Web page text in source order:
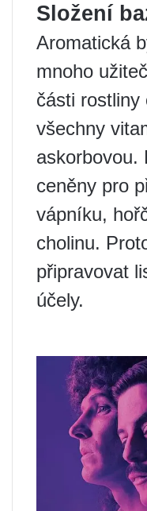
Složení
Aromatická
mnoho
části rostliny
všechny
askorbovou.
ceněny pro
vápníku,
cholinu.
připravovat
účely.